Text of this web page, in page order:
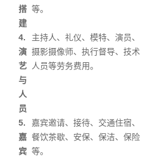
搭
建
等。
4.
演
艺
与
人
员
主持人、礼仪、模特、演员、
摄影摄像师、执行督导、技术
人员等劳务费用。
5.
嘉
宾
嘉宾邀请、接待、交通住宿、
餐饮茶歇、安保、保洁、保险
等。